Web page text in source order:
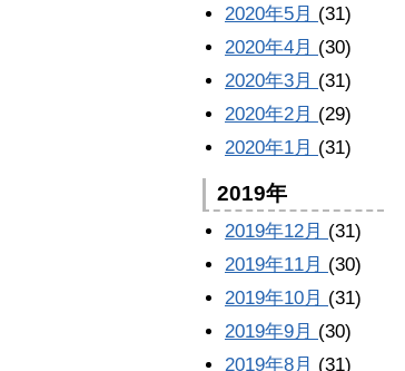
2020年5月 (31)
2020年4月 (30)
2020年3月 (31)
2020年2月 (29)
2020年1月 (31)
2019年
2019年12月 (31)
2019年11月 (30)
2019年10月 (31)
2019年9月 (30)
2019年8月 (31)